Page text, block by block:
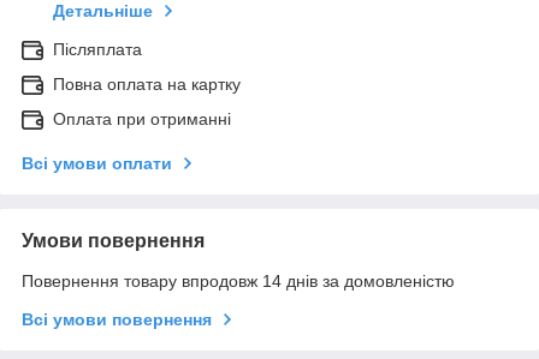
Детальніше
Післяплата
Повна оплата на картку
Оплата при отриманні
Всі умови оплати
Умови повернення
Повернення товару впродовж 14 днів за домовленістю
Всі умови повернення